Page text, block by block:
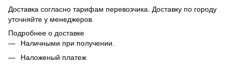
Доставка согласно тарифам перевозчика. Доставку по городу
уточняйте у менеджеров.
Подробнее о доставке
Наличными при получении.
Наложеный платеж